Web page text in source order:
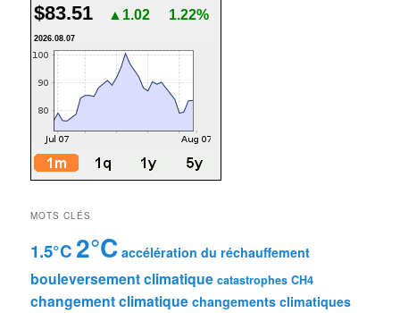
$83.51 ▲1.02 1.22%
2026.08.07
MOTS CLÉS
1.5°C2°C accélération du réchauffement
bouleversement climatique catastrophes CH4
changement climatique changements climatiques